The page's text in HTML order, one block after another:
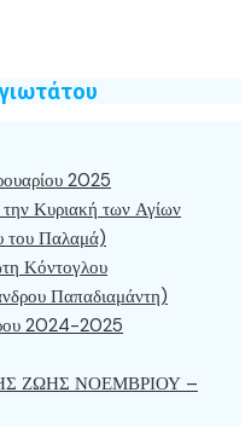
2025
Κυριακή των Αγίων
του Παλαμά)
Κόντογλου
Παπαδιαμάντη)
2024-2025
ΖΩΗΣ ΝΟΕΜΒΡΙΟΥ –